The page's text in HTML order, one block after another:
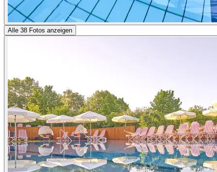
Alle 38 Fotos anzeigen